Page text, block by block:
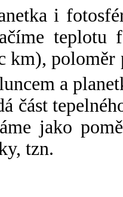
i
km),
a
část
jako
tzn.